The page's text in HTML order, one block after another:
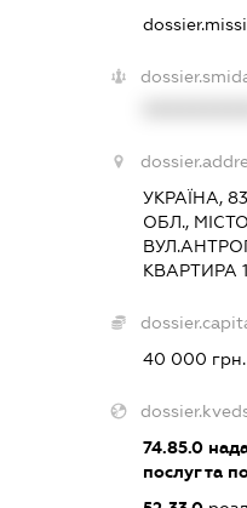
УКРАЇНА,
ОБЛ.,
КВАРТИРА 1
40 000 грн.
74.85.0
послуг та